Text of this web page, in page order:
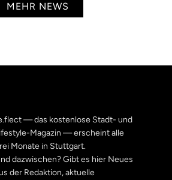
MEHR NEWS
— das kostenlose Stadt- und
Magazin — erscheint alle
Monate in Stuttgart.
dazwischen? Gibt es hier Neues
der Redaktion, aktuelle